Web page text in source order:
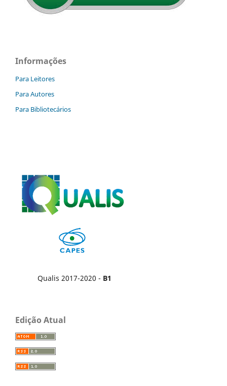
Informações
Para Leitores
Para Autores
Para Bibliotecários
Qualis 2017-2020 - B1
Edição Atual